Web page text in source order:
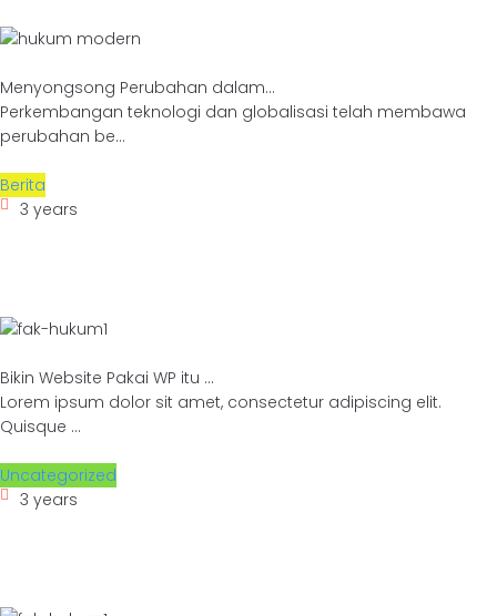
Menyongsong Perubahan dalam...
Perkembangan teknologi dan globalisasi telah membawa
perubahan be...
Berita
3 years
Bikin Website Pakai WP itu ...
Lorem ipsum dolor sit amet, consectetur adipiscing elit.
Quisque ...
Uncategorized
3 years